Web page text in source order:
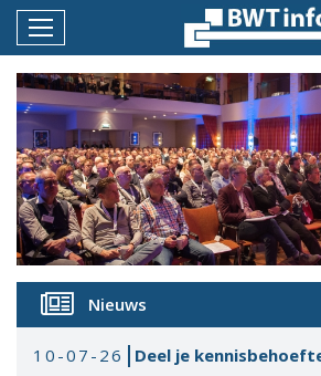
Menu
Home
Nieuws
Agenda
Documenten
Dossiers
Fotoalbums
Opleidingen
Nieuws
10-07-26
Deel je